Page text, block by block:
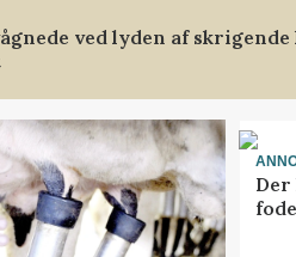
ved lyden af
Der